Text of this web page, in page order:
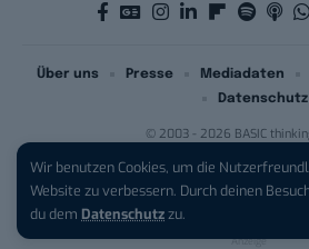
Wir benutzen Cookies, um die
Website zu verbessern. Durch deinen
du dem Datenschutzzu.
© 2003 - 2026 BASIC
Über uns Presse Mediadaten
Datenschutz
iPhone 17 Pro sichern:Für 1 €
200 € Hardware-Bonus!
Anzeige